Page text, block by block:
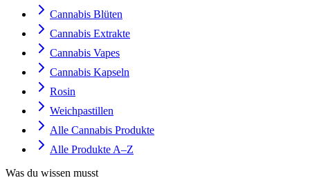
Cannabis Blüten
Cannabis Extrakte
Cannabis Vapes
Cannabis Kapseln
Rosin
Weichpastillen
Alle Cannabis Produkte
Alle Produkte A–Z
Was du wissen musst